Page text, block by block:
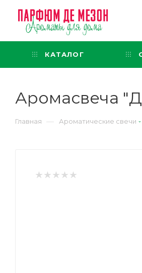
КАТАЛОГ
Аромасвеча
Главная — Ароматические свечи